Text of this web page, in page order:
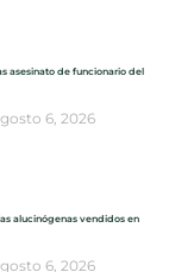
asesinato de funcionario del
6, 2026
alucinógenas vendidos en
6, 2026